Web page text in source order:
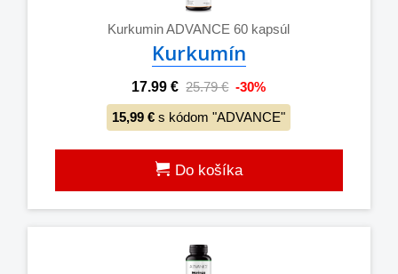
Kurkumin ADVANCE 60 kapsúl
Kurkumín
17.99 € 25.79 € -30%
15,99 € s kódom "ADVANCE"
Do košíka